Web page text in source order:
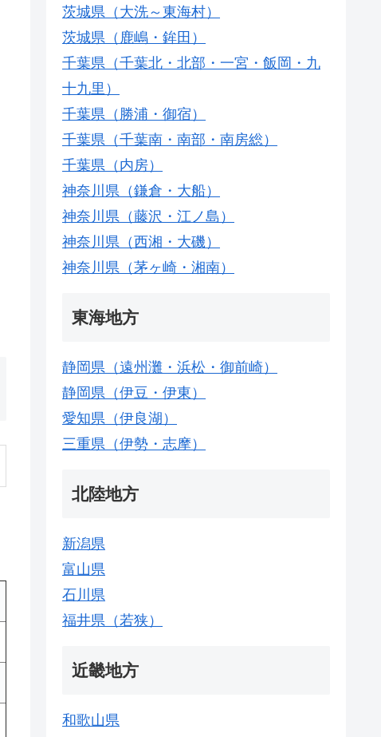
茨城県（大洗～東海村）
茨城県（鹿嶋・鉾田）
千葉県（千葉北・北部・一宮・飯岡・九
十九里）
千葉県（勝浦・御宿）
千葉県（千葉南・南部・南房総）
千葉県（内房）
神奈川県（鎌倉・大船）
神奈川県（藤沢・江ノ島）
神奈川県（西湘・大磯）
神奈川県（茅ヶ崎・湘南）
東海地方
静岡県（遠州灘・浜松・御前崎）
静岡県（伊豆・伊東）
愛知県（伊良湖）
三重県（伊勢・志摩）
北陸地方
新潟県
富山県
石川県
福井県（若狭）
近畿地方
和歌山県